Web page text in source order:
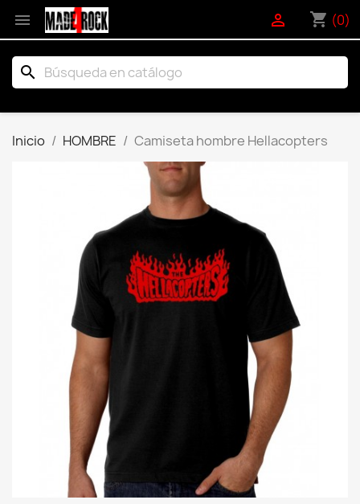
 shopping_cart (0)

search
Inicio HOMBRE Camiseta hombre Hellacopters